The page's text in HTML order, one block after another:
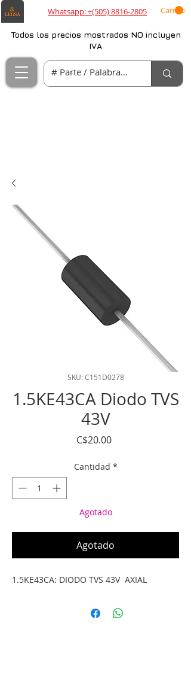
Whatsapp: +(505) 8816-2805 Carrito
Todos los precios mostrados NO incluyen
IVA
SKU: C151D0278
1.5KE43CA Diodo TVS
43V
C$20.00Precio
Cantidad *
Agotado
Agotado
1.5KE43CA: DIODO TVS 43V  AXIAL